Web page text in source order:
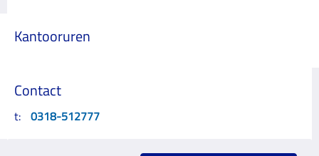
Kantooruren
Contact
t: 0318-512777